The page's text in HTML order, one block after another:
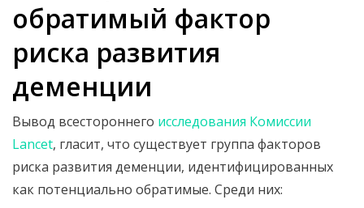
обратимый фактор
риска развития
деменции
Вывод всестороннего исследования Комиссии
Lancet, гласит, что существует группа факторов
риска развития деменции, идентифицированных
как потенциально обратимые. Среди них: